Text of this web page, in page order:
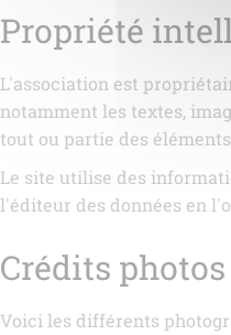
Propriété
L'association est
notamment les textes,
tout ou partie des
Le site utilise des
l'éditeur des données en
Crédits
Voici les différents